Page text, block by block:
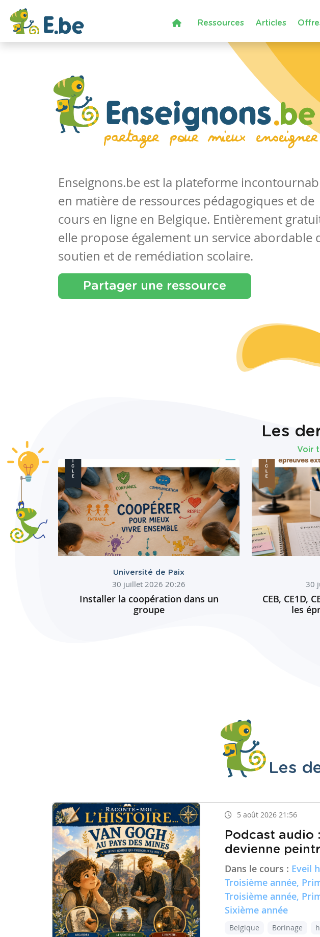
Ressources Articles
Enseignons.be est la plateforme
en matière de ressources pédagogiques et de
cours en ligne en Belgique. Entièrement
elle propose également un service abordable
soutien et de remédiation scolaire.
Partager une ressource
Les
Voir
Université de Paix
30 juillet 2026 20:26
Installer la coopération dans un
groupe
30
CEB, CE1D,
les
Les
5 août 2026 21:56
Podcast audio
devienne
Dans le cours : Eveil
Troisième année,
Troisième année,
Sixième année
Belgique Borinage